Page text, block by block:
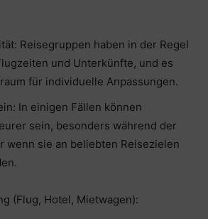
Reisegruppen haben in der Regel
und Unterkünfte, und es
für individuelle Anpassungen.
In einigen Fällen können
sein, besonders während der
wenn sie an beliebten Reisezielen
(Flug, Hotel, Mietwagen):